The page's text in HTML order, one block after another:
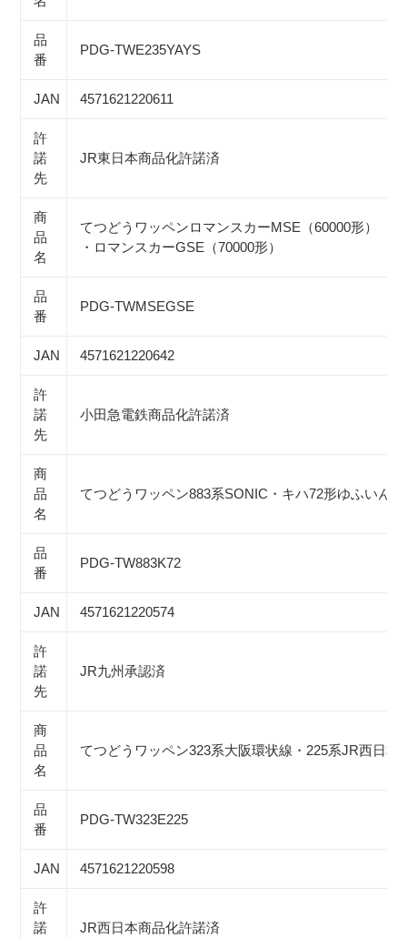
品
番
PDG-TWE235YAYS
JAN 4571621220611
許
諾
先
JR東日本商品化許諾済
商
品
名
てつどうワッペンロマンスカーMSE（60000形）
・ロマンスカーGSE（70000形）
品
番
PDG-TWMSEGSE
JAN 4571621220642
許
諾
先
小田急電鉄商品化許諾済
商
品
名
てつどうワッペン883系SONIC・キハ72形ゆふいん
品
番
PDG-TW883K72
JAN 4571621220574
許
諾
先
JR九州承認済
商
品
名
てつどうワッペン323系大阪環状線・225系JR西日本
品
番
PDG-TW323E225
JAN 4571621220598
許
諾
JR西日本商品化許諾済